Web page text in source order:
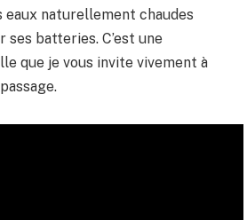
eaux naturellement chaudes
batteries. C’est une
que je vous invite vivement à